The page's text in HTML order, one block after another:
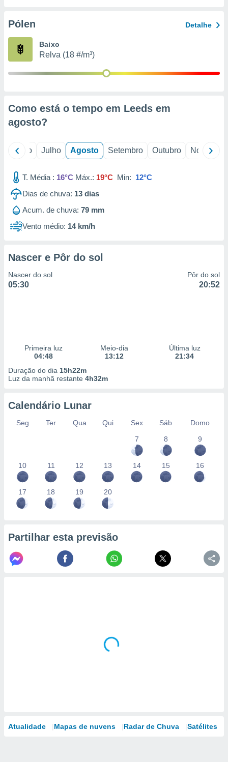
através
estudos
e
Pólen Detalhe
Baixo
Relva (18 #/m³)
Como está o tempo em Leeds em
agosto?
Junho Julho Agosto Setembro Outubro Novembro
T. Média : 16°C Máx.: 19°C Min: 12°C
Dias de chuva: 13 dias
Acum. de chuva: 79 mm
Vento médio: 14 km/h
Nascer e Pôr do sol
Nascer do sol
05:30
Pôr do sol
20:52
Primeira luz
04:48
Meio-dia
13:12
Última luz
21:34
Duração do dia 15h22m
Luz da manhã restante 4h32m
Calendário Lunar
Seg Ter Qua Qui Sex Sáb
Domo
7
8 9
10 11 12 13 14 15 16
17 18 19 20
Partilhar esta previsão
Atualidade Mapas de nuvens Radar de Chuva Satélites